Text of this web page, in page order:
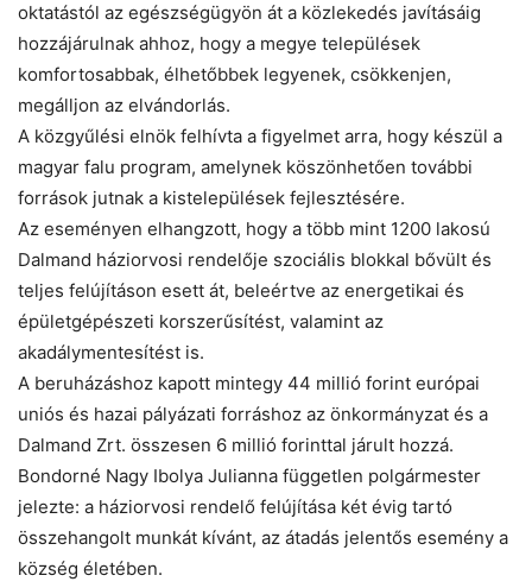
oktatástól az egészségügyön át a közlekedés javításáig
hozzájárulnak ahhoz, hogy a megye települések
komfortosabbak, élhetőbbek legyenek, csökkenjen,
megálljon az elvándorlás.
A közgyűlési elnök felhívta a figyelmet arra, hogy készül a
magyar falu program, amelynek köszönhetően további
források jutnak a kistelepülések fejlesztésére.
Az eseményen elhangzott, hogy a több mint 1200 lakosú
Dalmand háziorvosi rendelője szociális blokkal bővült és
teljes felújításon esett át, beleértve az energetikai és
épületgépészeti korszerűsítést, valamint az
akadálymentesítést is.
A beruházáshoz kapott mintegy 44 millió forint európai
uniós és hazai pályázati forráshoz az önkormányzat és a
Dalmand Zrt. összesen 6 millió forinttal járult hozzá.
Bondorné Nagy Ibolya Julianna független polgármester
jelezte: a háziorvosi rendelő felújítása két évig tartó
összehangolt munkát kívánt, az átadás jelentős esemény a
község életében.